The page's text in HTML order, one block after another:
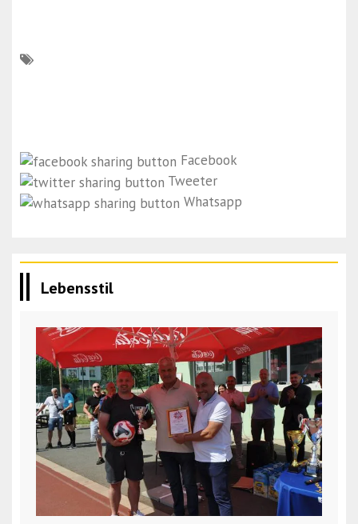
Facebook
Tweeter
Whatsapp
Lebensstil